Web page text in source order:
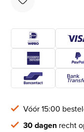
Vóór 15:00
30 dagen recht